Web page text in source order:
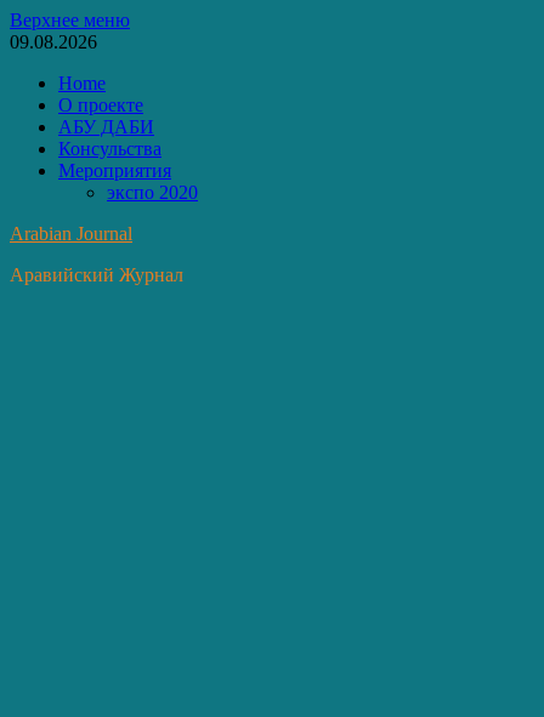
Перейти
к
Верхнее меню
09.08.2026
Home
О проекте
АБУ ДАБИ
Консульства
Мероприятия
экспо 2020
Arabian Journal
Аравийский Журнал